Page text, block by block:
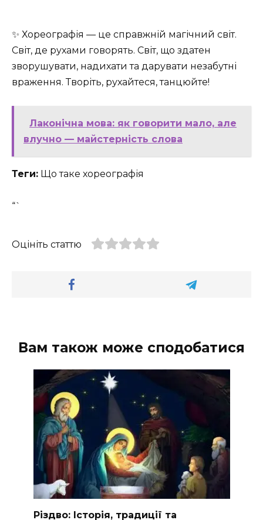
✨ Хореографія — це справжній магічний світ.
Світ, де рухами говорять. Світ, що здатен
зворушувати, надихати та дарувати незабутні
враження. Творіть, рухайтеся, танцюйте!
Лаконічна мова: як говорити мало, але
влучно — майстерність слова
Теги: Що таке хореографія
“`
Оцініть статтю
Вам також може сподобатися
Різдво: Історія, традиції та